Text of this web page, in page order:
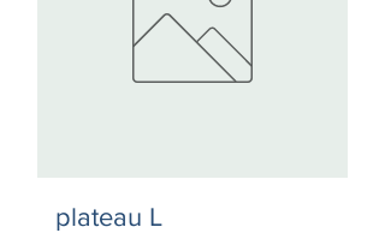
plateau L